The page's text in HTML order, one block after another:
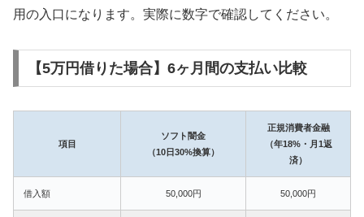
用の入口になります。実際に数字で確認してください。
【5万円借りた場合】6ヶ月間の支払い比較
項目
ソフト闇金
（10日30%換算）
正規消費者金融
（年18%・月1返
済）
借入額 50,000円 50,000円